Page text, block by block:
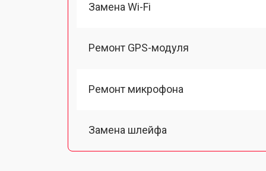
Замена Wi-Fi
Ремонт GPS-модуля
Ремонт микрофона
Замена шлейфа